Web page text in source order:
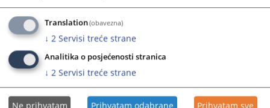
Gdje mogu naći besplatnu pravnu pomoć?
13.10.2021.
Kako mogu dobiti informacije o
Translation(obavezna)
↓ 2 Servisi treće strane
Analitika o posjećenosti stranica
↓ 2 Servisi treće strane
Ne prihvatam Prihvatam odabrane Prihvatam sve